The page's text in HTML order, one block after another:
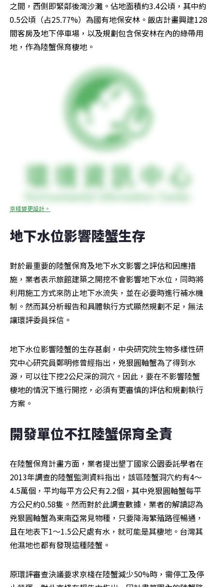
之間，西側即緊鄰後灣沙灘。佔地面積約3.4公頃，其中約
0.5公頃（占25.77%）為國有地保安林。飯店計畫興建128
間客房及地下停車場，以及規劃包含保安林在內的綠帶用
地，作為陸蟹保育棲地。
京棧變更設計。
地下水位影響陸蟹生存
對於最重要的陸蟹保育及地下水文影響之評估和因應措
施，業者表示旅館建築之開挖不會影響地下水位，同時將
利用施工方式來防止地下水流失，並在必要時進行補水機
制。然而其分析報告和具體執行方式顯然規劃不足，無法
讓環評委員採信。
地下水位影響陸蟹的生存甚劇，中央研究院生物多樣性研
究中心研究員鄭明修曾經指出，兇狠圓軸蟹為了得到水
源，可以往下挖2公尺深的洞穴。因此，要在不影響陸蟹
棲地的情況下進行開挖，必須有更審慎的評估和規劃執行
方案。
開發單位不扛陸蟹保育全責
在陸蟹保育計畫方面，業者提出墾丁國家公園委託學者在
2013年調查的陸蟹監測資料指出，該區陸蟹洞穴約有4～
4.5萬個，平均每平方公尺有2.2個，其中兇狠圓軸蟹每平
方公尺約0.58隻。然而對於此調查數據，業者的解讀認為
兇狠圓軸蟹為東南亞常見物種，只要降海繁殖路徑暢通，
且在地表下1～1.5公尺處有水，就可能是其棲地。台灣其
他濕地也都有發現這種陸蟹。
原環評審查決議要求京棧在陸蟹減少50%時，需停工及停